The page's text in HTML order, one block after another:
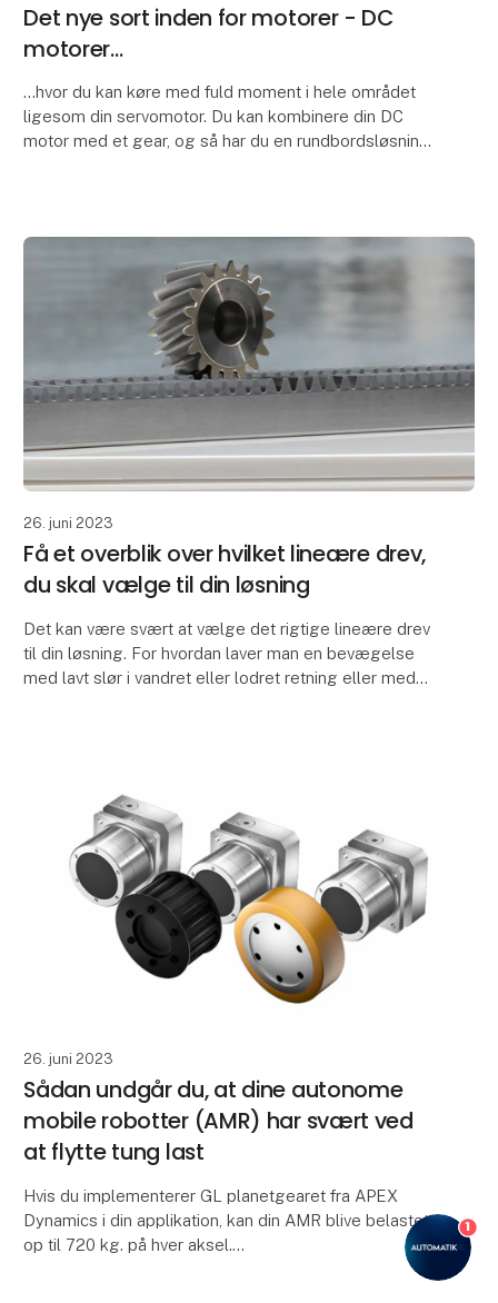
Det nye sort inden for motorer - DC
motorer...
...hvor du kan køre med fuld moment i hele området
ligesom din servomotor. Du kan kombinere din DC
motor med et gear, og så har du en rundbordsløsning.
26. juni 2023
Få et overblik over hvilket lineære drev,
du skal vælge til din løsning
Det kan være svært at vælge det rigtige lineære drev
til din løsning. For hvordan laver man en bevægelse
med lavt slør i vandret eller lodret retning eller med
26. juni 2023
Sådan undgår du, at dine autonome
mobile robotter (AMR) har svært ved
at flytte tung last
Hvis du implementerer GL planetgearet fra APEX
Dynamics i din applikation, kan din AMR blive belastet
op til 720 kg. på hver aksel.
1